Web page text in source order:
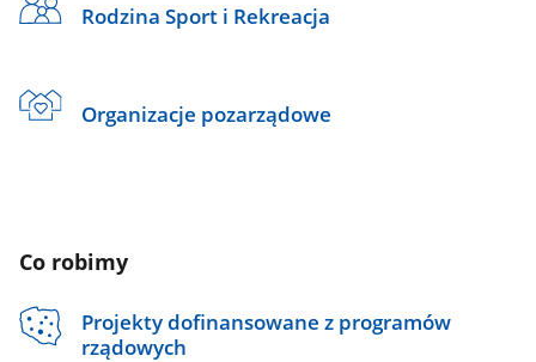
Rodzina Sport i Rekreacja
Organizacje pozarządowe
Co robimy
Projekty dofinansowane z programów
rządowych